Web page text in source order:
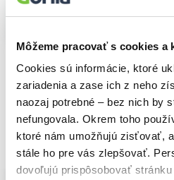
Môžeme pracovať s cookies a
Cookies sú informácie, ktoré
zariadenia a zase ich z neho
naozaj potrebné – bez nich by
nefungovala. Okrem toho
ktoré nám umožňujú zisťovať,
stále ho pre vás zlepšovať.
dovoľujú prispôsobovať
Splní sa,
Búvaj dieťa
Spievaj
Máme tu dni
Sen o bielych
Stopy v
Dobro v nás (duet s
Každý deň budú vraj
Tichá
Na sklade
8,40€
Na sklade
Vybrané